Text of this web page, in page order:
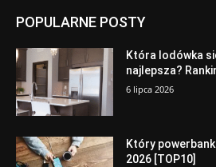
POPULARNE POSTY
Która lodówka
najlepsza?
6 lipca 2026
Który
2026 [TOP10]